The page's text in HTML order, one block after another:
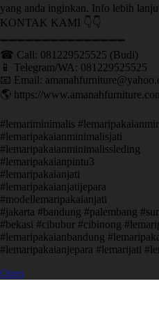
yang anda inginkan. Info lebih
KONTAK KAMI 👇👇
➖➖➖➖➖➖➖➖➖➖➖➖➖➖➖ ㅤ
☎ Call: 081229525525 (Budi)
📱 Telegram/WA: 081229525525
📧 Email:
🌎 https://
#lemariminimalis
#lemaripakaianminimalisjati
#lemaripakaianminimalissleding
#lemaripakaianpintu3
#lemaripakaianjati
#lemaripakaianjatijepara
#modellemaripakaianjati
#jakarta #bandung #palembang
#bekasi #cibubur #cibinong
#lemaripakaianbandung
#lemaripakaianjepara #lemarijati
Open